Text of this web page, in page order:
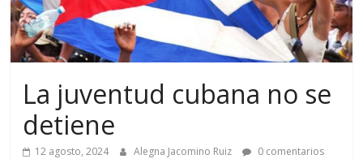
La juventud cubana no se
detiene
12 agosto, 2024 Alegna Jacomino Ruiz 0 comentarios